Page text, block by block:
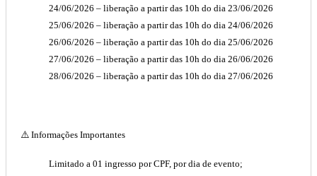
24/06/2026 – liberação a partir das 10h do dia 23/06/2026
25/06/2026 – liberação a partir das 10h do dia 24/06/2026
26/06/2026 – liberação a partir das 10h do dia 25/06/2026
27/06/2026 – liberação a partir das 10h do dia 26/06/2026
28/06/2026 – liberação a partir das 10h do dia 27/06/2026
⚠️ Informações Importantes
Limitado a 01 ingresso por CPF, por dia de evento;